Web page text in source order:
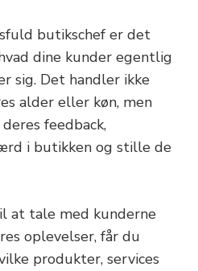
butikschef er det
dine kunder egentlig
sig. Det handler ikke
alder eller køn, men
feedback,
i butikken og stille de
at tale med kunderne
oplevelser, får du
produkter, services